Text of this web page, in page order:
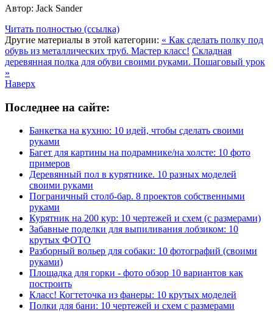
Автор: Jack Sander
Читать полностью (ссылка)
Другие материалы в этой категории: « Как сделать полку под
обувь из металлических труб. Мастер класс! Складная
деревянная полка для обуви своими руками. Пошаговый урок
»
Наверх
Последнее на сайте:
Банкетка на кухню: 10 идей, чтобы сделать своими
руками
Багет для картины на подрамнике/на холсте: 10 фото
примеров
Деревянный пол в курятнике. 10 разных моделей
своими руками
Пограничный столб-бар. 8 проектов собственными
руками
Курятник на 200 кур: 10 чертежей и схем (с размерами)
Забавные поделки для выпиливания лобзиком: 10
крутых ФОТО
Разборный вольер для собаки: 10 фотографий (своими
руками)
Площадка для горки - фото обзор 10 вариантов как
построить
Класс! Когтеточка из фанеры: 10 крутых моделей
Полки для бани: 10 чертежей и схем с размерами